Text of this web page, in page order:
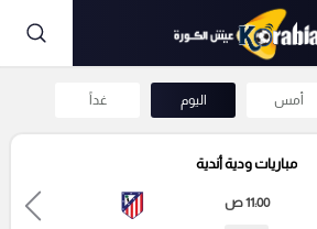
أمس اليوم غداً
مباريات ودية أندية
11:00 ص